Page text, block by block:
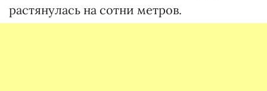
растянулась на сотни метров.